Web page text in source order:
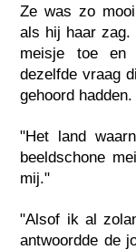
Ze was zo
als hij haar zag.
meisje toe en
dezelfde vraag
gehoord hadden.
"Het land
beeldschone
mij."
"Alsof ik al
antwoordde de